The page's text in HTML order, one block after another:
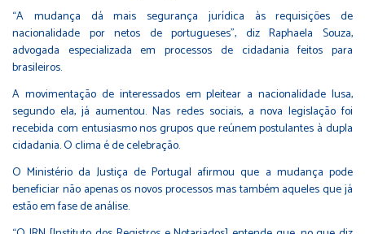
“A mudança dá mais segurança jurídica às requisições de
nacionalidade por netos de portugueses”, diz Raphaela Souza,
advogada especializada em processos de cidadania feitos para
brasileiros.
A movimentação de interessados em pleitear a nacionalidade lusa,
segundo ela, já aumentou. Nas redes sociais, a nova legislação foi
recebida com entusiasmo nos grupos que reúnem postulantes à dupla
cidadania. O clima é de celebração.
O Ministério da Justiça de Portugal afirmou que a mudança pode
beneficiar não apenas os novos processos mas também aqueles que já
estão em fase de análise.